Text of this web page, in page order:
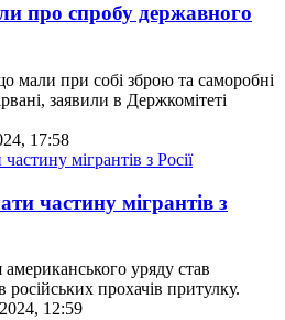
про спробу державного
мали при собі зброю та саморобні
заявили в Держкомітеті
17:58
частину мігрантів з
уряду став
прохачів притулку.
12:59